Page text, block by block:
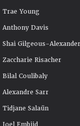
Trae Young
Anthony Davis
Shai Gilgeous-Alexander
Zaccharie Risacher
Bilal Coulibaly
Alexandre Sarr
Tidjane Salaün